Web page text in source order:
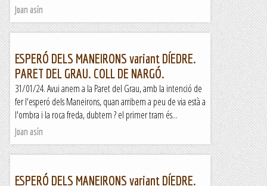
Joan asín
ESPERÓ DELS MANEIRONS variant DÍEDRE.
PARET DEL GRAU. COLL DE NARGÓ.
31/01/24. Avui anem a la Paret del Grau, amb la intenció de
fer l'esperó dels Maneirons, quan arribem a peu de via està a
l'ombra i la roca freda, dubtem ? el primer tram és...
Joan asín
ESPERÓ DELS MANEIRONS variant DÍEDRE.